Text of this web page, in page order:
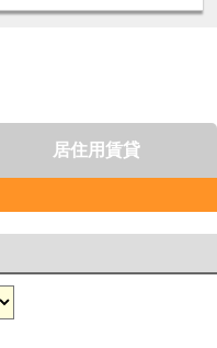
居住用賃貸